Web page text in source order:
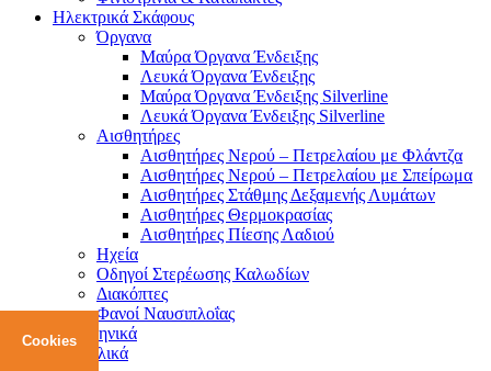
Ηλεκτρικά Σκάφους
Όργανα
Μαύρα Όργανα Ένδειξης
Λευκά Όργανα Ένδειξης
Μαύρα Όργανα Ένδειξης Silverline
Λευκά Όργανα Ένδειξης Silverline
Αισθητήρες
Αισθητήρες Νερού – Πετρελαίου με Φλάντζα
Αισθητήρες Νερού – Πετρελαίου με Σπείρωμα
Αισθητήρες Στάθμης Δεξαμενής Λυμάτων
Αισθητήρες Θερμοκρασίας
Αισθητήρες Πίεσης Λαδιού
Ηχεία
Οδηγοί Στερέωσης Καλωδίων
Διακόπτες
Φανοί Ναυσιπλοΐας
Cookies